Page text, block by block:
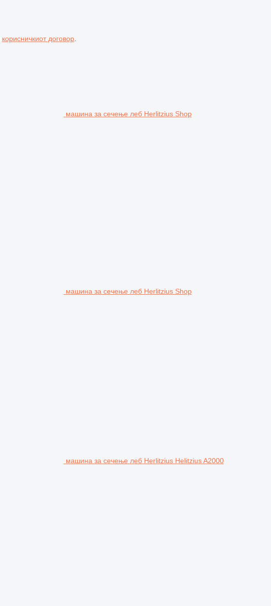
корисничкиот договор.
машина за сечење леб Herlitzius Shop
машина за сечење леб Herlitzius Shop
машина за сечење леб Herlitzius Helitzius A2000